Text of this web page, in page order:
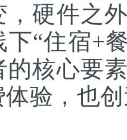
，硬件之
“住宿+
的核心要
验，也